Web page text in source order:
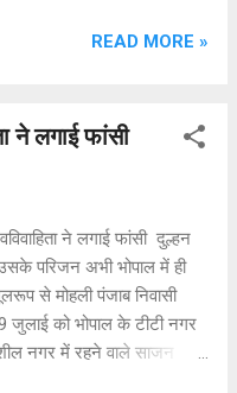
के बाद शव वारिसों को सौंप
के तौर पर भर्ती हुआ था और अब
के साथ हुई थी। दोनों का एक बेटा
है, जबकि दूसरा बेटा कर्ण मां
रह रहा है। करीब दस सालों
के साथ चल रहा है। संतोष ने
के ऊपर खर्चे का दावा
दोनों अलग-अलग रहते हैं।
READ MORE »
ने लगाई फांसी
ने लगाई फांसी दुल्हन
परिजन अभी भोपाल में ही
से मोहली पंजाब निवासी
जुलाई को भोपाल के टीटी नगर
नगर में रहने वाले साजन